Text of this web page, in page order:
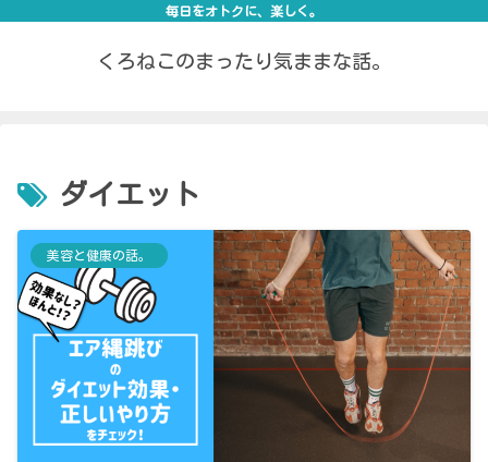
毎日をオトクに、楽しく。
くろねこのまったり気ままな話。
ダイエット
美容と健康の話。